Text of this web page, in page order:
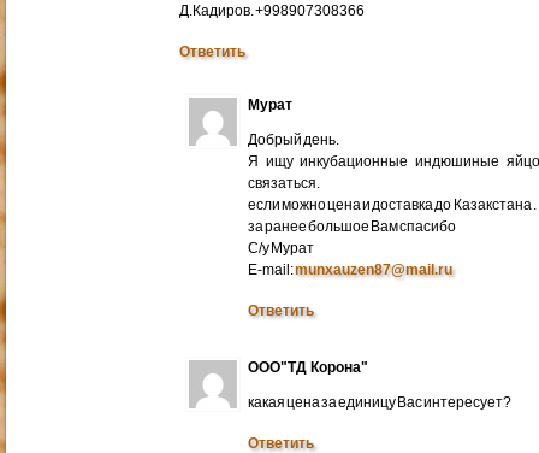
Д.Кадиров. +998907308366
Ответить
Мурат
Добрый день.
Я ищу инкубационные индюшиные
связаться.
если можно цена и доставка до Казакстана .
за ранее большое Вам спасибо
С/у Мурат
E-mail:munxauzen87@mail.ru
Ответить
ООО"ТД Корона"
какая цена за единицу Вас интересует?
Ответить